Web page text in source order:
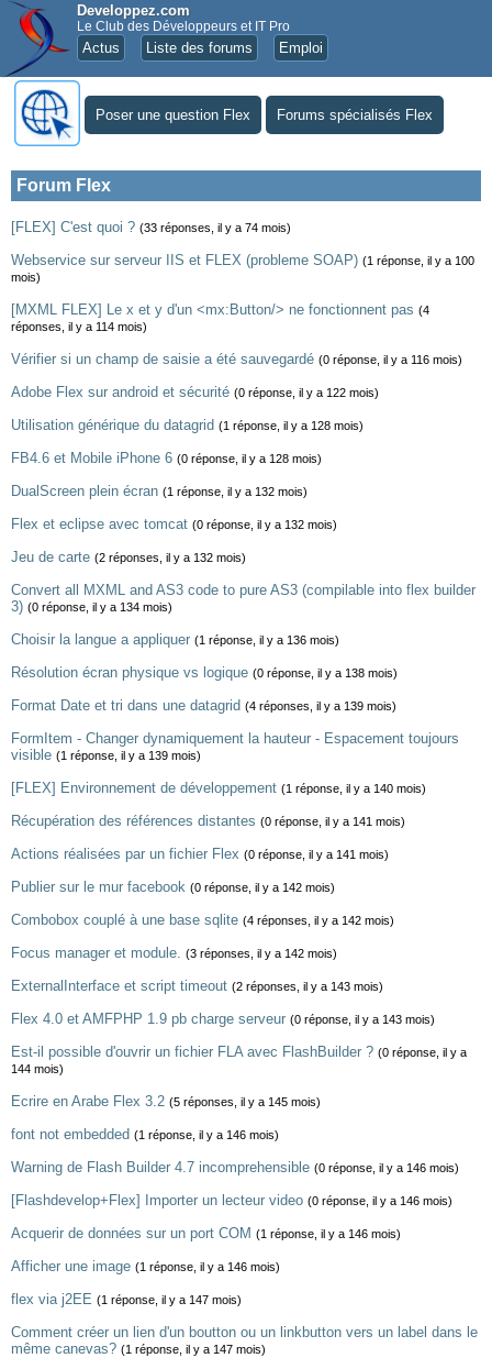
Developpez.com
Le Club des Développeurs et IT Pro
Actus Liste des forums Emploi
Poser une question Flex Forums spécialisés Flex
Forum Flex
[FLEX] C'est quoi ? (33 réponses, il y a 74 mois)
Webservice sur serveur IIS et FLEX (probleme SOAP) (1 réponse, il y a 100
mois)
[MXML FLEX] Le x et y d'un <mx:Button/> ne fonctionnent pas (4
réponses, il y a 114 mois)
Vérifier si un champ de saisie a été sauvegardé (0 réponse, il y a 116 mois)
Adobe Flex sur android et sécurité (0 réponse, il y a 122 mois)
Utilisation générique du datagrid (1 réponse, il y a 128 mois)
FB4.6 et Mobile iPhone 6 (0 réponse, il y a 128 mois)
DualScreen plein écran (1 réponse, il y a 132 mois)
Flex et eclipse avec tomcat (0 réponse, il y a 132 mois)
Jeu de carte (2 réponses, il y a 132 mois)
Convert all MXML and AS3 code to pure AS3 (compilable into flex builder
3) (0 réponse, il y a 134 mois)
Choisir la langue a appliquer (1 réponse, il y a 136 mois)
Résolution écran physique vs logique (0 réponse, il y a 138 mois)
Format Date et tri dans une datagrid (4 réponses, il y a 139 mois)
FormItem - Changer dynamiquement la hauteur - Espacement toujours
visible (1 réponse, il y a 139 mois)
[FLEX] Environnement de développement (1 réponse, il y a 140 mois)
Récupération des références distantes (0 réponse, il y a 141 mois)
Actions réalisées par un fichier Flex (0 réponse, il y a 141 mois)
Publier sur le mur facebook (0 réponse, il y a 142 mois)
Combobox couplé à une base sqlite (4 réponses, il y a 142 mois)
Focus manager et module. (3 réponses, il y a 142 mois)
ExternalInterface et script timeout (2 réponses, il y a 143 mois)
Flex 4.0 et AMFPHP 1.9 pb charge serveur (0 réponse, il y a 143 mois)
Est-il possible d'ouvrir un fichier FLA avec FlashBuilder ? (0 réponse, il y a
144 mois)
Ecrire en Arabe Flex 3.2 (5 réponses, il y a 145 mois)
font not embedded (1 réponse, il y a 146 mois)
Warning de Flash Builder 4.7 incomprehensible (0 réponse, il y a 146 mois)
[Flashdevelop+Flex] Importer un lecteur video (0 réponse, il y a 146 mois)
Acquerir de données sur un port COM (1 réponse, il y a 146 mois)
Afficher une image (1 réponse, il y a 146 mois)
flex via j2EE (1 réponse, il y a 147 mois)
Comment créer un lien d'un boutton ou un linkbutton vers un label dans le
même canevas? (1 réponse, il y a 147 mois)